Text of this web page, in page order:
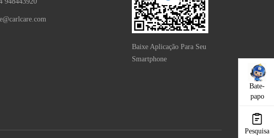
Bate-
papo
Pesquisa
Baixe Aplicação Para Seu
Smartphone